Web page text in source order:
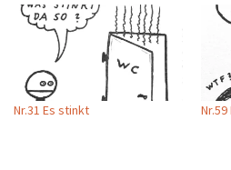
Nr.31 Es stinkt